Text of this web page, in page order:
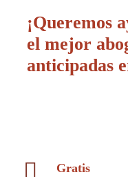
¡Queremos
el mejor
anticipadas
Gratis